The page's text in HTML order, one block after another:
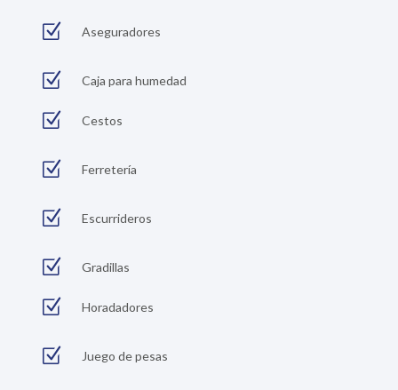
Z Aseguradores
Z Caja para humedad
Z Cestos
Z Ferretería
Z Escurrideros
Z Gradillas
Z Horadadores
Z Juego de pesas